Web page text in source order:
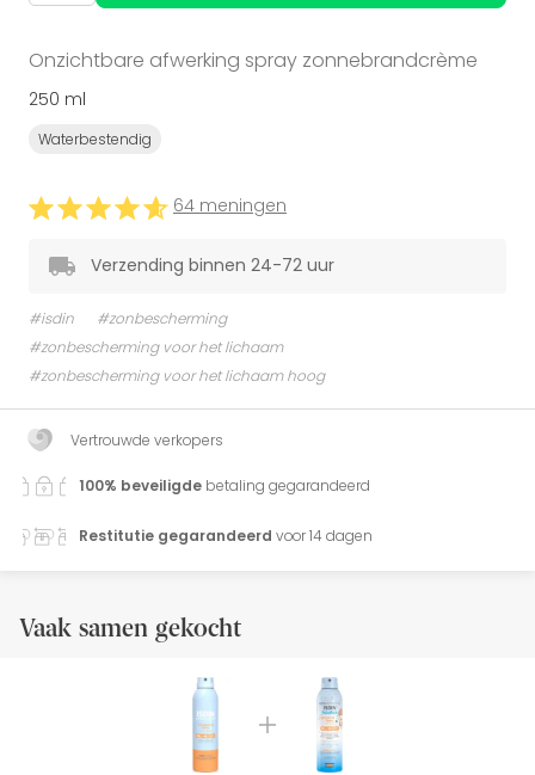
Onzichtbare afwerking spray zonnebrandcrème
250 ml
Waterbestendig
64 meningen
Verzending binnen 24-72 uur
#isdin
#zonbescherming
#zonbescherming voor het lichaam
#zonbescherming voor het lichaam hoog
Vertrouwde verkopers
100% beveiligde betaling gegarandeerd
Restitutie gegarandeerd voor 14 dagen
Vaak samen gekocht